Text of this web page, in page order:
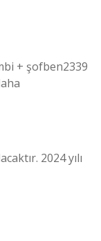
+ şofben 2339
2024 yılı